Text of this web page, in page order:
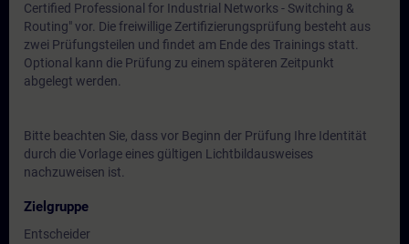
Certified Professional for Industrial Networks - Switching &
Routing" vor. Die freiwillige Zertifizierungsprüfung besteht aus
zwei Prüfungsteilen und findet am Ende des Trainings statt.
Optional kann die Prüfung zu einem späteren Zeitpunkt
abgelegt werden.
Bitte beachten Sie, dass vor Beginn der Prüfung Ihre Identität
durch die Vorlage eines gültigen Lichtbildausweises
nachzuweisen ist.
Zielgruppe
Entscheider